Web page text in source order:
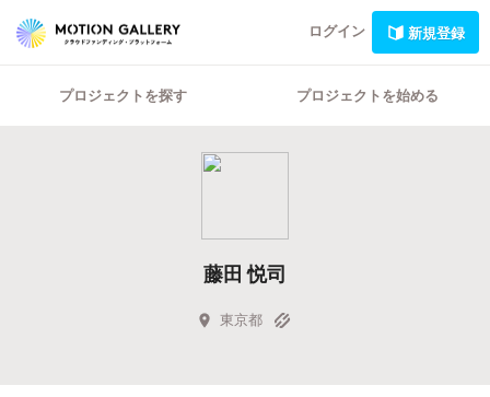
ログイン 新規登録
プロジェクトを探す プロジェクトを始める
藤田 悦司
東京都